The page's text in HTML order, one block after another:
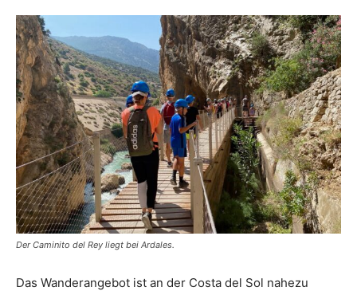
Der Caminito del Rey liegt bei Ardales.
Das Wanderangebot ist an der Costa del Sol nahezu